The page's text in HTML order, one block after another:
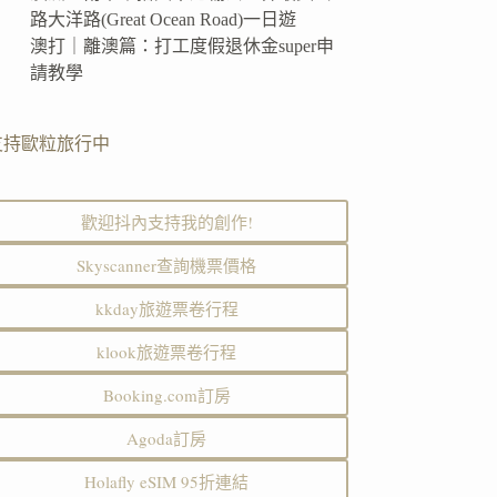
路大洋路(Great Ocean Road)一日遊
澳打｜離澳篇：打工度假退休金super申
請教學
持歐粒旅行中
歡迎抖內支持我的創作!
Skyscanner查詢機票價格
kkday旅遊票卷行程
klook旅遊票卷行程
Booking.com訂房
Agoda訂房
Holafly eSIM 95折連結